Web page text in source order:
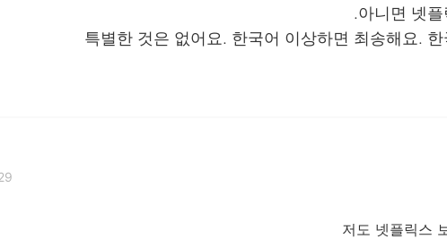
아니면 넷플
특별한 것은 없어요. 한국어 이상하면 최송해요.
저도 넷플릭스